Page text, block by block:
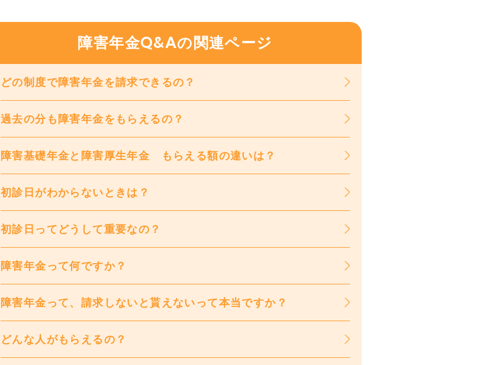
障害年金Q&Aの関連ページ
どの制度で障害年金を請求できるの？
過去の分も障害年金をもらえるの？
障害基礎年金と障害厚生年金 もらえる額の違いは？
初診日がわからないときは？
初診日ってどうして重要なの？
障害年金って何ですか？
障害年金って、請求しないと貰えないって本当ですか？
どんな人がもらえるの？